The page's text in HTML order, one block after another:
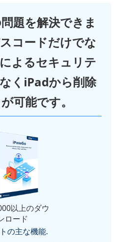
題を解決できま
コードだけでな
よるセキュリテ
くiPadから削除
可能です。
以上のダウ
ロード
の主な機能.